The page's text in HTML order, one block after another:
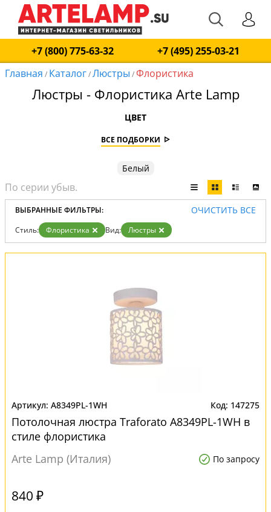
+7 (800) 775-63-32
+7 (495) 255-03-21
Главная / Каталог/Люстры /Флористика
Люстры - Флористика Arte Lamp
ЦВЕТ
ВСЕ ПОДБОРКИ
Белый
ВЫБРАННЫЕ ФИЛЬТРЫ: ОЧИСТИТЬ ВСЕ
Стиль: Флористика Вид: Люстры
A8349PL-1WH 147275
Потолочная люстра Traforato A8349PL-1WH в
стиле флористика
Arte Lamp (Италия)
По запросу
840 ₽